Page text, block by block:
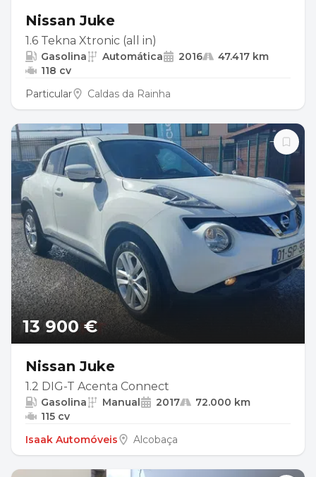
Nissan Juke
1.6 Tekna Xtronic (all in)
Gasolina Automática 2016
47.417 km
118 cv
Particular
Caldas da Rainha
13 900 €
Nissan Juke
1.2 DIG-T Acenta Connect
Gasolina Manual 2017
72.000 km
115 cv
Isaak Automóveis
Alcobaça